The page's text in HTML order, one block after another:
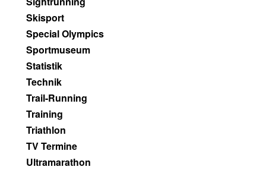
Skisport
Special Olympics
Sportmuseum
Statistik
Technik
Trail-Running
Training
Triathlon
TV Termine
Ultramarathon